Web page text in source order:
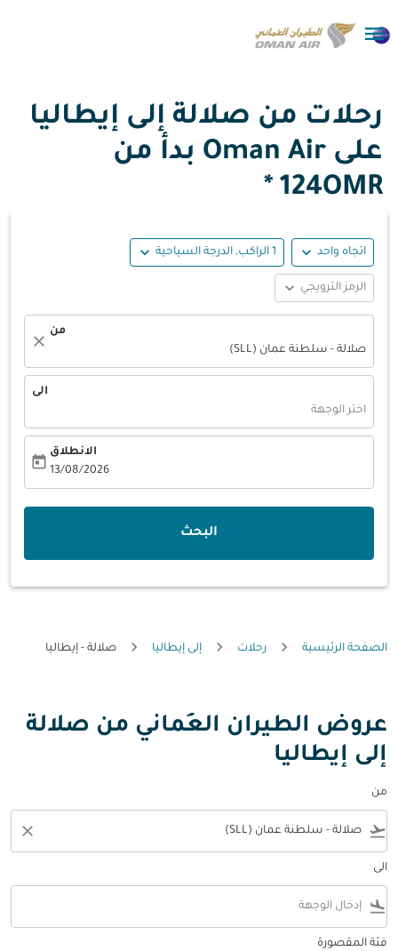

رحلات من صلالة إلى إيطاليا
على Oman Air بدأ من
124OMR *
اتجاه واحد expand_more 1 الراكب, الدرجة السياحية expand_more
الرمز الترويجي expand_more
من
صلالة - سلطنة عمان (SLL)
close
الى
اختر الوجهة
الانطلاق
13/08/2026
today
البحث
الصفحة الرئيسية رحلات إلى إيطاليا صلالة - إيطاليا
عروض الطيران العُماني من صلالة
إلى إيطاليا
من
flight_takeoff
close
الى
flight_land
فئة المقصورة